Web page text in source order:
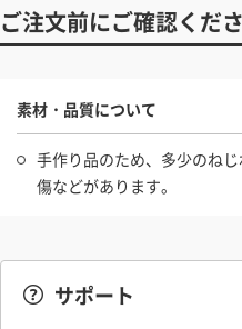
ご注文前にご確認くだ
素材・品質について
手作り品のため、多少のね
傷などがあります。
サポート